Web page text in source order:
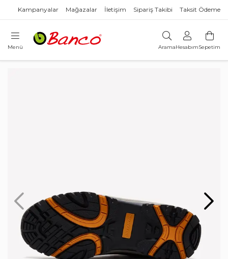
Kampanyalar Mağazalar İletişim Sipariş Takibi Taksit Ödeme
Menü AramaHesabımSepetim